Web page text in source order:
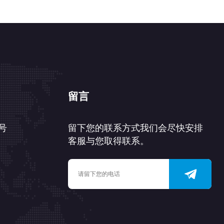
留言
留下您的联系方式我们会尽快安排
客服与您取得联系。